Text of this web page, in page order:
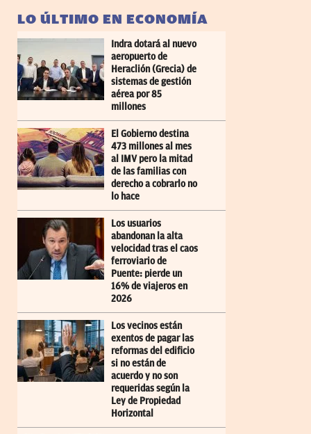
LO ÚLTIMO EN ECONOMÍA
Indra dotará al nuevo
aeropuerto de
Heraclión (Grecia) de
sistemas de gestión
aérea por 85
millones
El Gobierno destina
473 millones al mes
al IMV pero la mitad
de las familias con
derecho a cobrarlo no
lo hace
Los usuarios
abandonan la alta
velocidad tras el caos
ferroviario de
Puente: pierde un
16% de viajeros en
2026
Los vecinos están
exentos de pagar las
reformas del edificio
si no están de
acuerdo y no son
requeridas según la
Ley de Propiedad
Horizontal